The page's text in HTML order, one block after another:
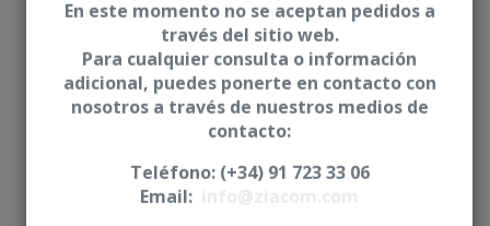
En este momento no se aceptan pedidos a
través del sitio web.
Para cualquier consulta o información
adicional, puedes ponerte en contacto con
nosotros a través de nuestros medios de
contacto:
Teléfono: (+34) 91 723 33 06
Email: